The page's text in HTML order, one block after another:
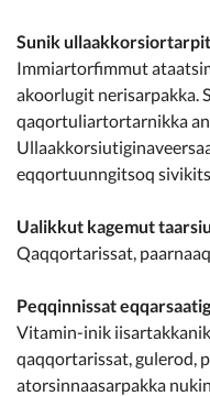
Sunik
Immiartorfimmut
akoorlugit nerisarpakka.
qaqortuliartortarnikka
eqqortuunngitsoq
Ualikkut kagemut
Qaqqortarissat,
Peqqinnissat
Vitamin-inik
qaqqortarissat, gulerod,
atorsinnaasarpakka